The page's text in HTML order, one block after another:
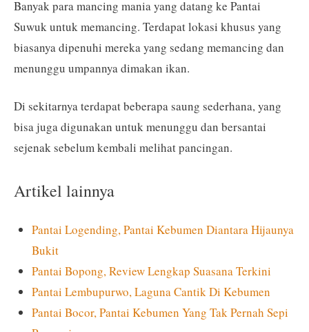
Banyak para mancing mania yang datang ke Pantai
Suwuk untuk memancing. Terdapat lokasi khusus yang
biasanya dipenuhi mereka yang sedang memancing dan
menunggu umpannya dimakan ikan.
Di sekitarnya terdapat beberapa saung sederhana, yang
bisa juga digunakan untuk menunggu dan bersantai
sejenak sebelum kembali melihat pancingan.
Artikel lainnya
Pantai Logending, Pantai Kebumen Diantara Hijaunya
Bukit
Pantai Bopong, Review Lengkap Suasana Terkini
Pantai Lembupurwo, Laguna Cantik Di Kebumen
Pantai Bocor, Pantai Kebumen Yang Tak Pernah Sepi